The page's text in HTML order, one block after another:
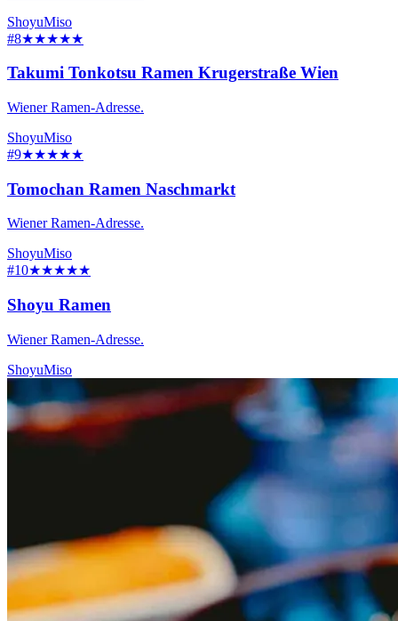
ShoyuMiso
#8★★★★★
Takumi Tonkotsu Ramen Krugerstraße Wien
Wiener Ramen-Adresse.
ShoyuMiso
#9★★★★★
Tomochan Ramen Naschmarkt
Wiener Ramen-Adresse.
ShoyuMiso
#10★★★★★
Shoyu Ramen
Wiener Ramen-Adresse.
ShoyuMiso